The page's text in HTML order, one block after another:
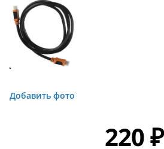
Добавить фото
220 ₽